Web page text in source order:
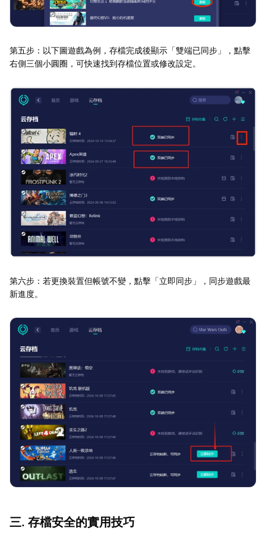
第五步：以下圖遊戲為例，存檔完成後顯示「雙端已同步」，點擊
右側三個小圓圈，可快速找到存檔位置或修改設定。
第六步：若更換裝置但帳號不變，點擊「立即同步」，同步遊戲最
新進度。
三. 存檔安全的實用技巧